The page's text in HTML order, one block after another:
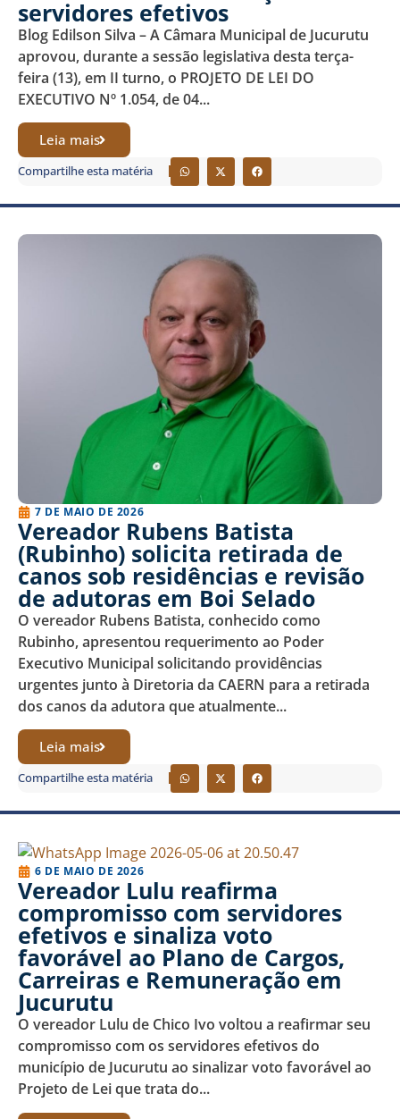
servidores efetivos
Blog Edilson Silva – A Câmara Municipal de Jucurutu
aprovou, durante a sessão legislativa desta terça-
feira (13), em II turno, o PROJETO DE LEI DO
EXECUTIVO Nº 1.054, de 04...
Leia mais
Compartilhe esta matéria
7 DE MAIO DE 2026
Vereador Rubens Batista
(Rubinho) solicita retirada de
canos sob residências e revisão
de adutoras em Boi Selado
O vereador Rubens Batista, conhecido como
Rubinho, apresentou requerimento ao Poder
Executivo Municipal solicitando providências
urgentes junto à Diretoria da CAERN para a retirada
dos canos da adutora que atualmente...
Leia mais
Compartilhe esta matéria
6 DE MAIO DE 2026
Vereador Lulu reafirma
compromisso com servidores
efetivos e sinaliza voto
favorável ao Plano de Cargos,
Carreiras e Remuneração em
Jucurutu
O vereador Lulu de Chico Ivo voltou a reafirmar seu
compromisso com os servidores efetivos do
município de Jucurutu ao sinalizar voto favorável ao
Projeto de Lei que trata do...